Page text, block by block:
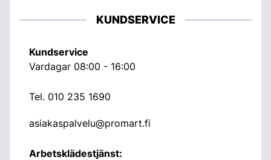
KUNDSERVICE
Kundservice
Vardagar 08:00 - 16:00
Tel. 010 235 1690
asiakaspalvelu@promart.fi
Arbetsklädestjänst: